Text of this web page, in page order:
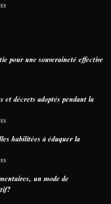
pour une souveraineté effective
et décrets adoptés pendant la
habilitées à éduquer la
un mode de